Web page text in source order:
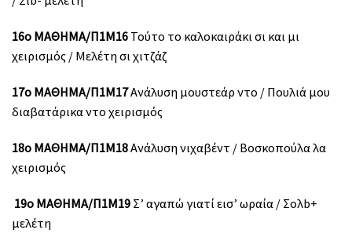
16ο ΜΑΘΗΜΑ/Π1Μ16 Τούτο το καλοκαιράκι σι και μι
χειρισμός / Μελέτη σι χιτζάζ
17ο ΜΑΘΗΜΑ/Π1Μ17Ανάλυση μουστεάρ ντο / Πουλιά μου
διαβατάρικα ντο χειρισμός
18ο ΜΑΘΗΜΑ/Π1Μ18Ανάλυση νιχαβέντ / Βοσκοπούλα λα
χειρισμός
19ο ΜΑΘΗΜΑ/Π1Μ19 Σ’ αγαπώ γιατί εισ’ ωραία / Σoλb+
μελέτη